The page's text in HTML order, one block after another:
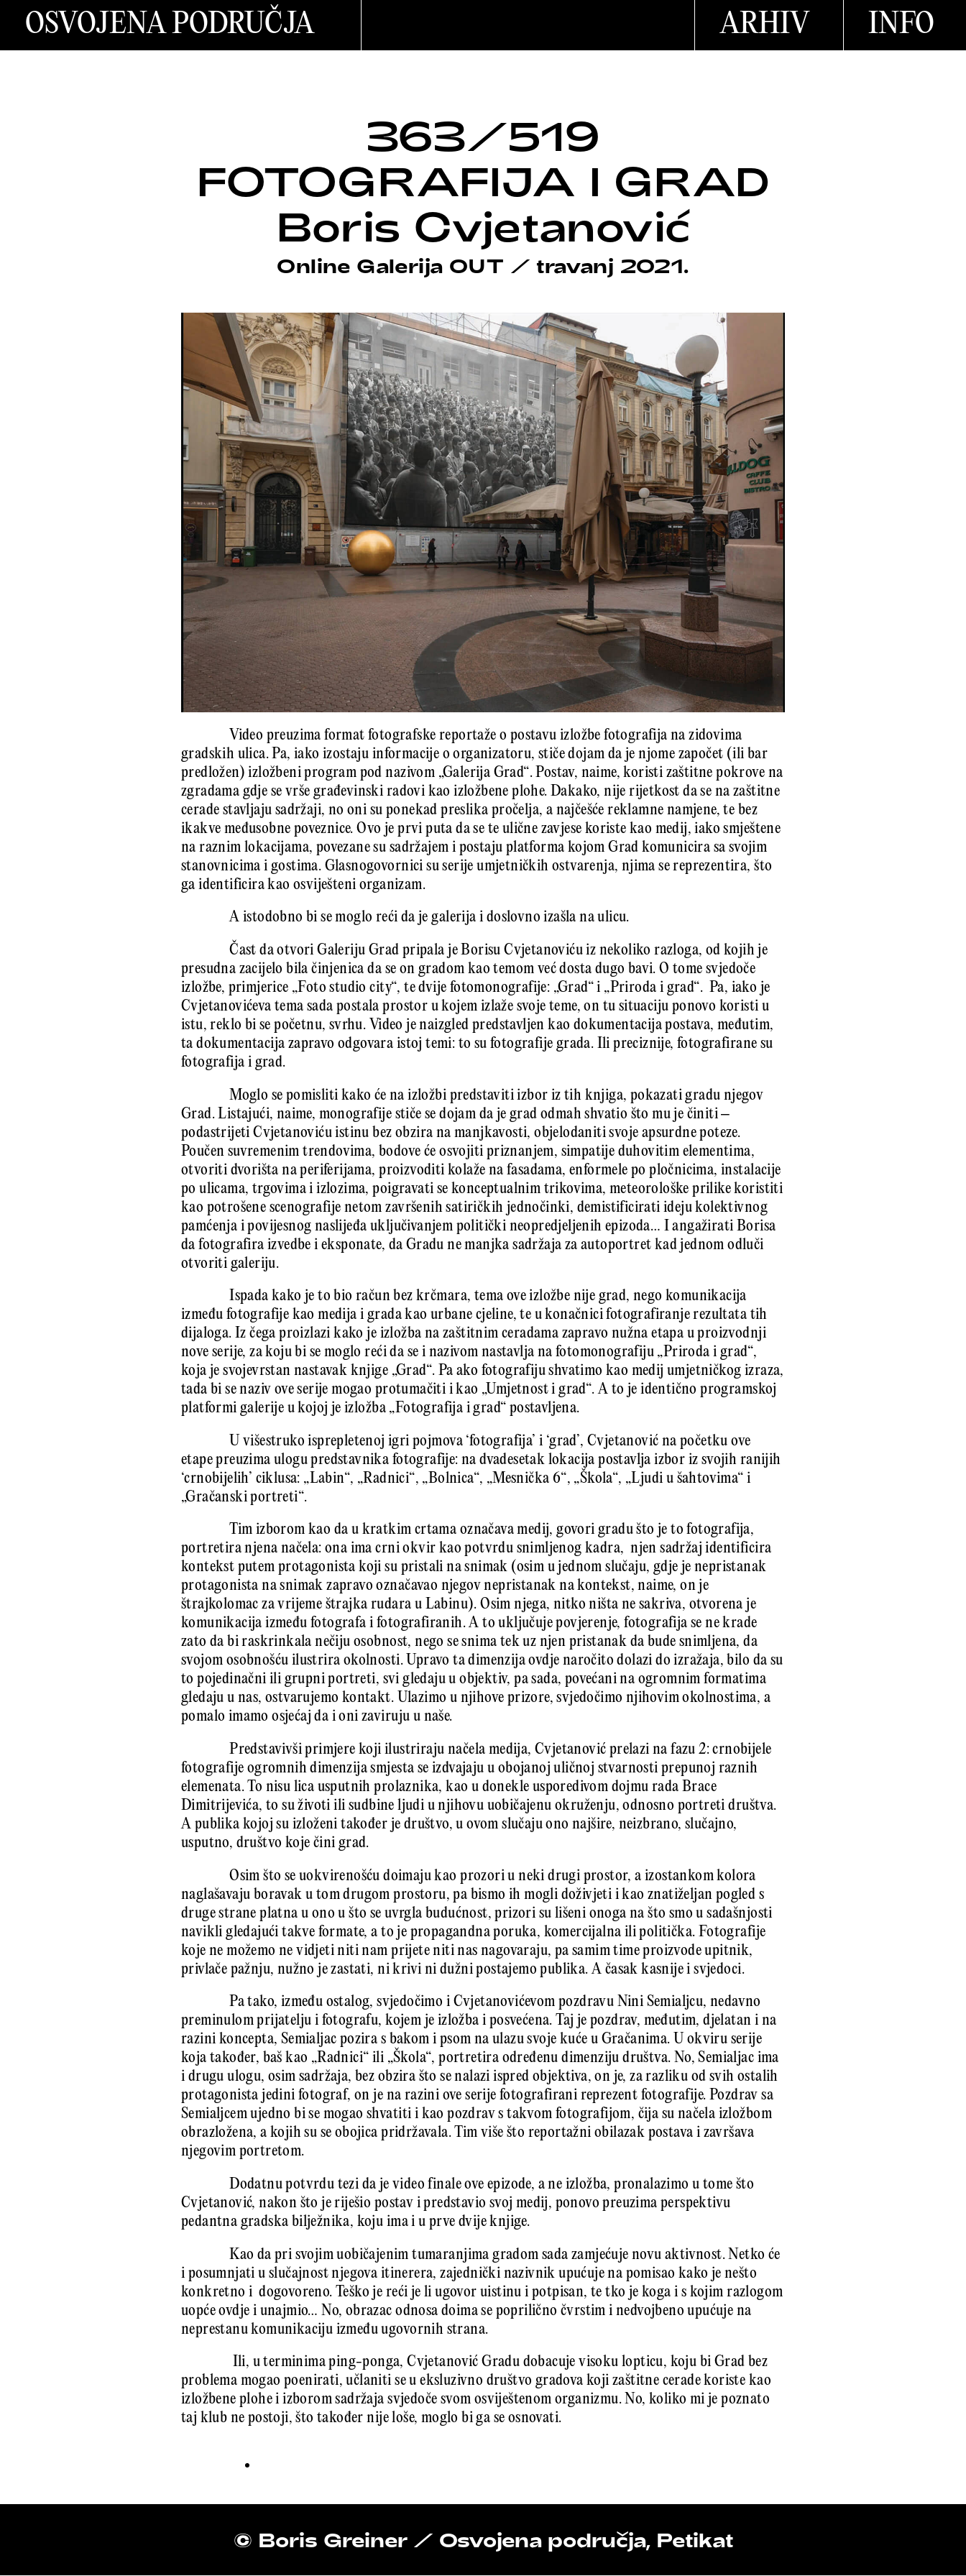
OSVOJENA PODRUČJA ARHIV INFO
363/519
FOTOGRAFIJA I GRAD
Boris Cvjetanović
Online Galerija OUT / travanj 2021.
Video preuzima format fotografske reportaže o postavu izložbe fotografija na zidovima
gradskih ulica. Pa, iako izostaju informacije o organizatoru, stiče dojam da je njome započet (ili bar
predložen) izložbeni program pod nazivom „Galerija Grad“. Postav, naime, koristi zaštitne pokrove na
zgradama gdje se vrše građevinski radovi kao izložbene plohe. Dakako, nije rijetkost da se na zaštitne
cerade stavljaju sadržaji, no oni su ponekad preslika pročelja, a najčešće reklamne namjene, te bez
ikakve međusobne poveznice. Ovo je prvi puta da se te ulične zavjese koriste kao medij, iako smještene
na raznim lokacijama, povezane su sadržajem i postaju platforma kojom Grad komunicira sa svojim
stanovnicima i gostima. Glasnogovornici su serije umjetničkih ostvarenja, njima se reprezentira, što
ga identificira kao osviješteni organizam.
A istodobno bi se moglo reći da je galerija i doslovno izašla na ulicu.
Čast da otvori Galeriju Grad pripala je Borisu Cvjetanoviću iz nekoliko razloga, od kojih je
presudna zacijelo bila činjenica da se on gradom kao temom već dosta dugo bavi. O tome svjedoče
izložbe, primjerice „Foto studio city“, te dvije fotomonografije: „Grad“ i „Priroda i grad“. Pa, iako je
Cvjetanovićeva tema sada postala prostor u kojem izlaže svoje teme, on tu situaciju ponovo koristi u
istu, reklo bi se početnu, svrhu. Video je naizgled predstavljen kao dokumentacija postava, međutim,
ta dokumentacija zapravo odgovara istoj temi: to su fotografije grada. Ili preciznije, fotografirane su
fotografija i grad.
Moglo se pomisliti kako će na izložbi predstaviti izbor iz tih knjiga, pokazati gradu njegov
Grad. Listajući, naime, monografije stiče se dojam da je grad odmah shvatio što mu je činiti –
podastrijeti Cvjetanoviću istinu bez obzira na manjkavosti, objelodaniti svoje apsurdne poteze.
Poučen suvremenim trendovima, bodove će osvojiti priznanjem, simpatije duhovitim elementima,
otvoriti dvorišta na periferijama, proizvoditi kolaže na fasadama, enformele po pločnicima, instalacije
po ulicama, trgovima i izlozima, poigravati se konceptualnim trikovima, meteorološke prilike koristiti
kao potrošene scenografije netom završenih satiričkih jednočinki, demistificirati ideju kolektivnog
pamćenja i povijesnog naslijeđa uključivanjem politički neopredjeljenih epizoda… I angažirati Borisa
da fotografira izvedbe i eksponate, da Gradu ne manjka sadržaja za autoportret kad jednom odluči
otvoriti galeriju.
Ispada kako je to bio račun bez krčmara, tema ove izložbe nije grad, nego komunikacija
između fotografije kao medija i grada kao urbane cjeline, te u konačnici fotografiranje rezultata tih
dijaloga. Iz čega proizlazi kako je izložba na zaštitnim ceradama zapravo nužna etapa u proizvodnji
nove serije, za koju bi se moglo reći da se i nazivom nastavlja na fotomonografiju „Priroda i grad“,
koja je svojevrstan nastavak knjige „Grad“. Pa ako fotografiju shvatimo kao medij umjetničkog izraza,
tada bi se naziv ove serije mogao protumačiti i kao „Umjetnost i grad“. A to je identično programskoj
platformi galerije u kojoj je izložba „Fotografija i grad“ postavljena.
U višestruko isprepletenoj igri pojmova ‘fotografija’ i ‘grad’, Cvjetanović na početku ove
etape preuzima ulogu predstavnika fotografije: na dvadesetak lokacija postavlja izbor iz svojih ranijih
‘crnobijelih’ ciklusa: „Labin“, „Radnici“, „Bolnica“, „Mesnička 6“, „Škola“, „Ljudi u šahtovima“ i
„Gračanski portreti“.
Tim izborom kao da u kratkim crtama označava medij, govori gradu što je to fotografija,
portretira njena načela: ona ima crni okvir kao potvrdu snimljenog kadra, njen sadržaj identificira
kontekst putem protagonista koji su pristali na snimak (osim u jednom slučaju, gdje je nepristanak
protagonista na snimak zapravo označavao njegov nepristanak na kontekst, naime, on je
štrajkolomac za vrijeme štrajka rudara u Labinu). Osim njega, nitko ništa ne sakriva, otvorena je
komunikacija između fotografa i fotografiranih. A to uključuje povjerenje, fotografija se ne krade
zato da bi raskrinkala nečiju osobnost, nego se snima tek uz njen pristanak da bude snimljena, da
svojom osobnošću ilustrira okolnosti. Upravo ta dimenzija ovdje naročito dolazi do izražaja, bilo da su
to pojedinačni ili grupni portreti, svi gledaju u objektiv, pa sada, povećani na ogromnim formatima
gledaju u nas, ostvarujemo kontakt. Ulazimo u njihove prizore, svjedočimo njihovim okolnostima, a
pomalo imamo osjećaj da i oni zaviruju u naše.
Predstavivši primjere koji ilustriraju načela medija, Cvjetanović prelazi na fazu 2: crnobijele
fotografije ogromnih dimenzija smjesta se izdvajaju u obojanoj uličnoj stvarnosti prepunoj raznih
elemenata. To nisu lica usputnih prolaznika, kao u donekle usporedivom dojmu rada Brace
Dimitrijevića, to su životi ili sudbine ljudi u njihovu uobičajenu okruženju, odnosno portreti društva.
A publika kojoj su izloženi također je društvo, u ovom slučaju ono najšire, neizbrano, slučajno,
usputno, društvo koje čini grad.
Osim što se uokvirenošću doimaju kao prozori u neki drugi prostor, a izostankom kolora
naglašavaju boravak u tom drugom prostoru, pa bismo ih mogli doživjeti i kao znatiželjan pogled s
druge strane platna u ono u što se uvrgla budućnost, prizori su lišeni onoga na što smo u sadašnjosti
navikli gledajući takve formate, a to je propagandna poruka, komercijalna ili politička. Fotografije
koje ne možemo ne vidjeti niti nam prijete niti nas nagovaraju, pa samim time proizvode upitnik,
privlače pažnju, nužno je zastati, ni krivi ni dužni postajemo publika. A časak kasnije i svjedoci.
Pa tako, između ostalog, svjedočimo i Cvjetanovićevom pozdravu Nini Semialjcu, nedavno
preminulom prijatelju i fotografu, kojem je izložba i posvećena. Taj je pozdrav, međutim, djelatan i na
razini koncepta, Semialjac pozira s bakom i psom na ulazu svoje kuće u Gračanima. U okviru serije
koja također, baš kao „Radnici“ ili „Škola“, portretira određenu dimenziju društva. No, Semialjac ima
i drugu ulogu, osim sadržaja, bez obzira što se nalazi ispred objektiva, on je, za razliku od svih ostalih
protagonista jedini fotograf, on je na razini ove serije fotografirani reprezent fotografije. Pozdrav sa
Semialjcem ujedno bi se mogao shvatiti i kao pozdrav s takvom fotografijom, čija su načela izložbom
obrazložena, a kojih su se obojica pridržavala. Tim više što reportažni obilazak postava i završava
njegovim portretom.
Dodatnu potvrdu tezi da je video finale ove epizode, a ne izložba, pronalazimo u tome što
Cvjetanović, nakon što je riješio postav i predstavio svoj medij, ponovo preuzima perspektivu
pedantna gradska bilježnika, koju ima i u prve dvije knjige.
Kao da pri svojim uobičajenim tumaranjima gradom sada zamjećuje novu aktivnost. Netko će
i posumnjati u slučajnost njegova itinerera, zajednički nazivnik upućuje na pomisao kako je nešto
konkretno i dogovoreno. Teško je reći je li ugovor uistinu i potpisan, te tko je koga i s kojim razlogom
uopće ovdje i unajmio… No, obrazac odnosa doima se poprilično čvrstim i nedvojbeno upućuje na
neprestanu komunikaciju između ugovornih strana.
Ili, u terminima ping-ponga, Cvjetanović Gradu dobacuje visoku lopticu, koju bi Grad bez
problema mogao poenirati, učlaniti se u eksluzivno društvo gradova koji zaštitne cerade koriste kao
izložbene plohe i izborom sadržaja svjedoče svom osviještenom organizmu. No, koliko mi je poznato
taj klub ne postoji, što također nije loše, moglo bi ga se osnovati.
© Boris Greiner / Osvojena područja, Petikat